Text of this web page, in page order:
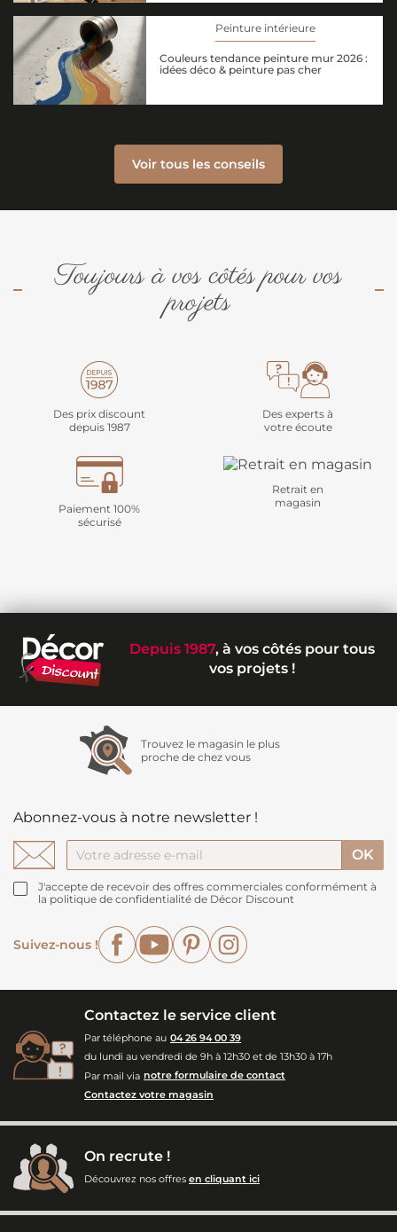
Peinture intérieure
Couleurs tendance peinture mur 2026 :
idées déco & peinture pas cher
Voir tous les conseils
Toujours à vos côtés pour vos
projets
Des prix discount
depuis 1987
Des experts à
votre écoute
Paiement 100%
sécurisé
Retrait en
magasin
Depuis 1987, à vos côtés pour tous
vos projets !
Trouvez le magasin le plus
proche de chez vous
Abonnez-vous à notre newsletter !
J'accepte de recevoir des offres commerciales conformément à
la politique de confidentialité de Décor Discount
Suivez-nous !
FacebookYouTubePinterest
Contactez le service client
Par téléphone au 04 26 94 00 39
du lundi au vendredi de 9h à 12h30 et de 13h30 à 17h
Par mail via notre formulaire de contact
Contactez votre magasin
On recrute !
Découvrez nos offres en cliquant ici